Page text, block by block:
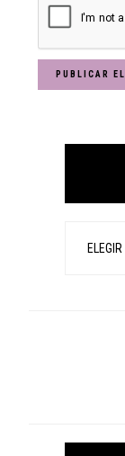
Primary